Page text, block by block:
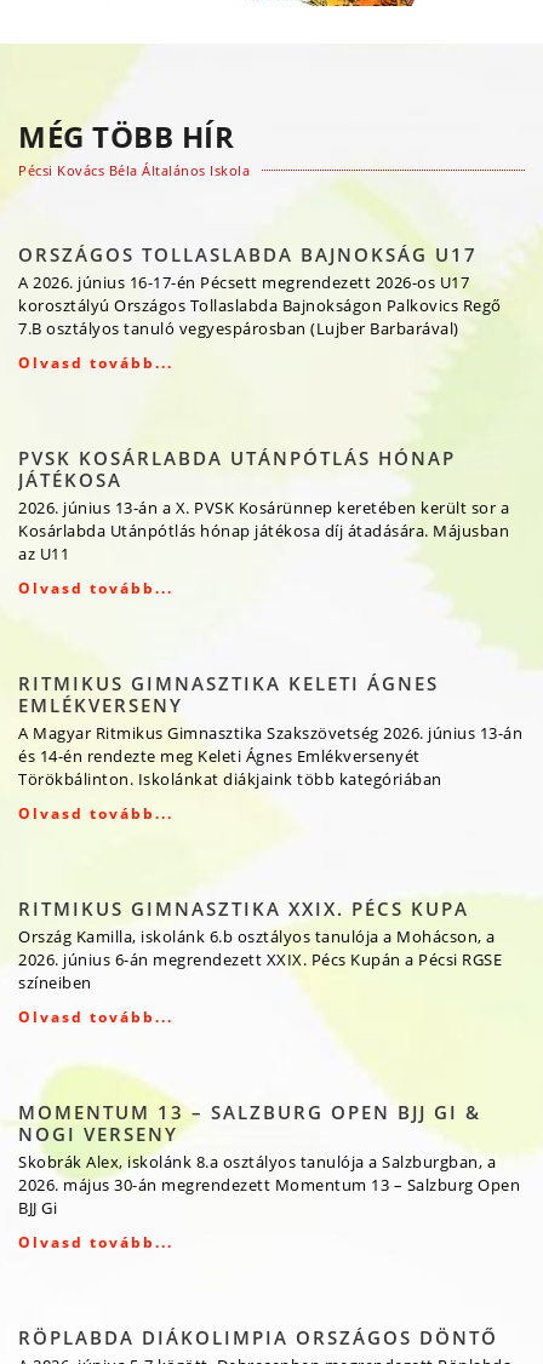
MÉG TÖBB HÍR
Pécsi Kovács Béla Általános Iskola
ORSZÁGOS TOLLASLABDA BAJNOKSÁG U17
A 2026. június 16-17-én Pécsett megrendezett 2026-os U17
korosztályú Országos Tollaslabda Bajnokságon Palkovics Regő
7.B osztályos tanuló vegyespárosban (Lujber Barbarával)
Olvasd tovább...
PVSK KOSÁRLABDA UTÁNPÓTLÁS HÓNAP
JÁTÉKOSA
2026. június 13-án a X. PVSK Kosárünnep keretében került sor a
Kosárlabda Utánpótlás hónap játékosa díj átadására. Májusban
az U11
Olvasd tovább...
RITMIKUS GIMNASZTIKA KELETI ÁGNES
EMLÉKVERSENY
A Magyar Ritmikus Gimnasztika Szakszövetség 2026. június 13-án
és 14-én rendezte meg Keleti Ágnes Emlékversenyét
Törökbálinton. Iskolánkat diákjaink több kategóriában
Olvasd tovább...
RITMIKUS GIMNASZTIKA XXIX. PÉCS KUPA
Ország Kamilla, iskolánk 6.b osztályos tanulója a Mohácson, a
2026. június 6-án megrendezett XXIX. Pécs Kupán a Pécsi RGSE
színeiben
Olvasd tovább...
MOMENTUM 13 – SALZBURG OPEN BJJ GI &
NOGI VERSENY
Skobrák Alex, iskolánk 8.a osztályos tanulója a Salzburgban, a
2026. május 30-án megrendezett Momentum 13 – Salzburg Open
BJJ Gi
Olvasd tovább...
RÖPLABDA DIÁKOLIMPIA ORSZÁGOS DÖNTŐ